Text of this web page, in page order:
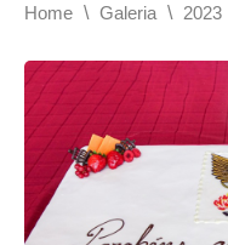
Home \ Galeria \ 2023